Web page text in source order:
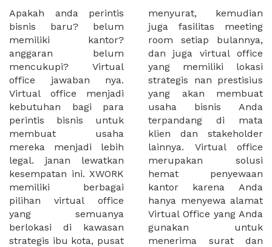
Apakah anda perintis
bisnis baru? belum
memiliki kantor?
anggaran belum
mencukupi? Virtual
office jawaban nya.
Virtual office menjadi
kebutuhan bagi para
perintis bisnis untuk
membuat usaha
mereka menjadi lebih
legal. janan lewatkan
kesempatan ini. XWORK
memiliki berbagai
pilihan virtual office
yang semuanya
berlokasi di kawasan
strategis ibu kota, pusat
menyurat, kemudian
juga fasilitas meeting
room setiap bulannya,
dan juga virtual office
yang memiliki lokasi
strategis nan prestisius
yang akan membuat
usaha bisnis Anda
terpandang di mata
klien dan stakeholder
lainnya. Virtual office
merupakan solusi
hemat penyewaan
kantor karena Anda
hanya menyewa alamat
Virtual Office yang Anda
gunakan untuk
menerima surat dan